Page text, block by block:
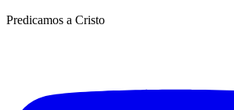
Predicamos a Cristo